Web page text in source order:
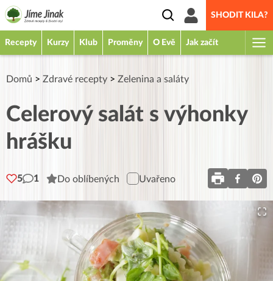
SHODIT KILA?
Recepty Kurzy Klub Proměny O Evě Jak začít
Domů > Zdravé recepty > Zelenina a saláty
Celerový salát s výhonky
hrášku
5 1 Do oblíbených Uvařeno